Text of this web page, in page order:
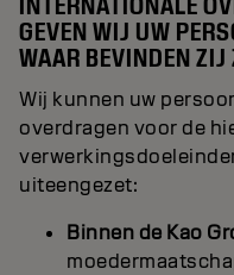
GEVEN WIJ UW
WAAR BEVINDEN
Wij kunnen uw
overdragen voor de
uiteengezet:
Binnen de Kao